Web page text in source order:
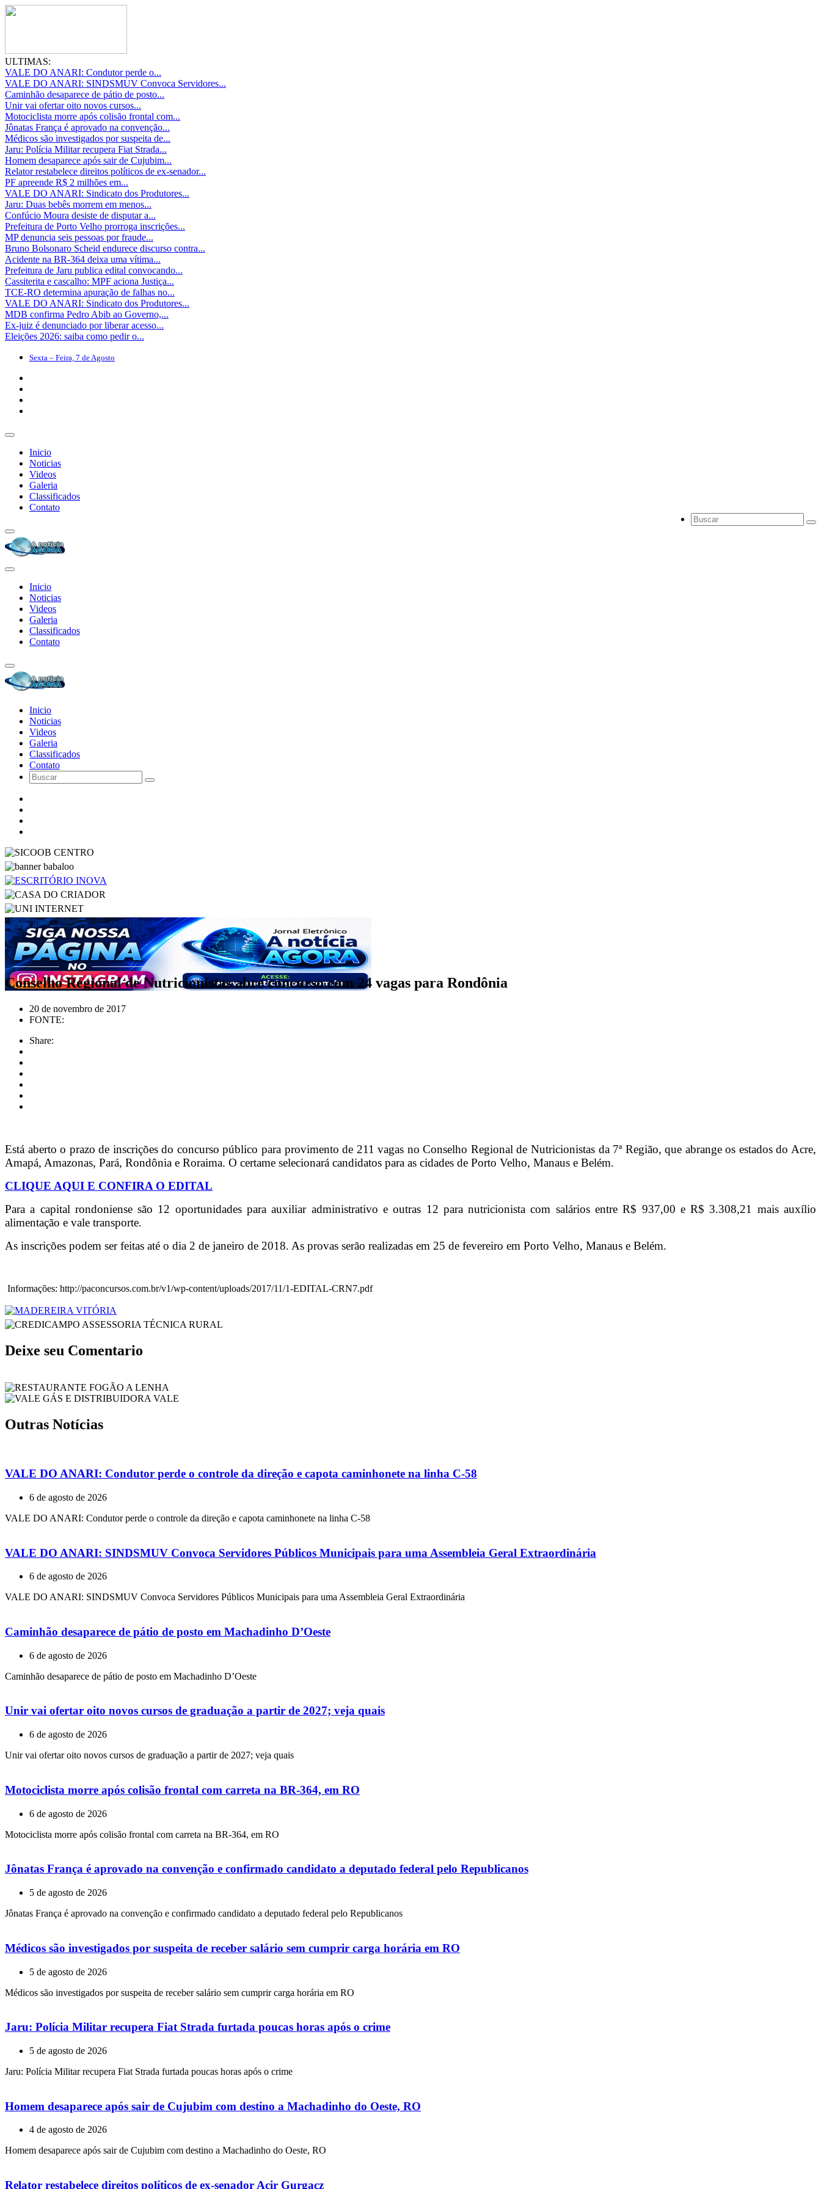
ULTIMAS:
VALE DO ANARI: Condutor perde o...
VALE DO ANARI: SINDSMUV Convoca Servidores...
Caminhão desaparece de pátio de posto...
Unir vai ofertar oito novos cursos...
Motociclista morre após colisão frontal com...
Jônatas França é aprovado na convenção...
Médicos são investigados por suspeita de...
Jaru: Polícia Militar recupera Fiat Strada...
Homem desaparece após sair de Cujubim...
Relator restabelece direitos políticos de ex-senador...
PF apreende R$ 2 milhões em...
VALE DO ANARI: Sindicato dos Produtores...
Jaru: Duas bebês morrem em menos...
Confúcio Moura desiste de disputar a...
Prefeitura de Porto Velho prorroga inscrições...
MP denuncia seis pessoas por fraude...
Bruno Bolsonaro Scheid endurece discurso contra...
Acidente na BR-364 deixa uma vítima...
Prefeitura de Jaru publica edital convocando...
Cassiterita e cascalho: MPF aciona Justiça...
TCE-RO determina apuração de falhas no...
VALE DO ANARI: Sindicato dos Produtores...
MDB confirma Pedro Abib ao Governo,...
Ex-juiz é denunciado por liberar acesso...
Eleições 2026: saiba como pedir o...
Sexta – Feira, 7 de Agosto
Inicio
Noticias
Videos
Galeria
Classificados
Contato
Inicio
Noticias
Videos
Galeria
Classificados
Contato
Inicio
Noticias
Videos
Galeria
Classificados
Contato
Conselho Regional de Nutricionistas abre concurso com 24 vagas para Rondônia
20 de novembro de 2017
FONTE:
Share:
Está aberto o prazo de inscrições do concurso público para provimento de 211 vagas no Conselho Regional de Nutricionistas da 7ª Região, que abrange os estados do Acre,
Amapá, Amazonas, Pará, Rondônia e Roraima. O certame selecionará candidatos para as cidades de Porto Velho, Manaus e Belém.
CLIQUE AQUI E CONFIRA O EDITAL
Para a capital rondoniense são 12 oportunidades para auxiliar administrativo e outras 12 para nutricionista com salários entre R$ 937,00 e R$ 3.308,21 mais auxílio
alimentação e vale transporte.
As inscrições podem ser feitas até o dia 2 de janeiro de 2018. As provas serão realizadas em 25 de fevereiro em Porto Velho, Manaus e Belém.
Informações: http://paconcursos.com.br/v1/wp-content/uploads/2017/11/1-EDITAL-CRN7.pdf
Deixe seu Comentario
Outras Notícias
VALE DO ANARI: Condutor perde o controle da direção e capota caminhonete na linha C-58
6 de agosto de 2026
VALE DO ANARI: Condutor perde o controle da direção e capota caminhonete na linha C-58
VALE DO ANARI: SINDSMUV Convoca Servidores Públicos Municipais para uma Assembleia Geral Extraordinária
6 de agosto de 2026
VALE DO ANARI: SINDSMUV Convoca Servidores Públicos Municipais para uma Assembleia Geral Extraordinária
Caminhão desaparece de pátio de posto em Machadinho D’Oeste
6 de agosto de 2026
Caminhão desaparece de pátio de posto em Machadinho D’Oeste
Unir vai ofertar oito novos cursos de graduação a partir de 2027; veja quais
6 de agosto de 2026
Unir vai ofertar oito novos cursos de graduação a partir de 2027; veja quais
Motociclista morre após colisão frontal com carreta na BR-364, em RO
6 de agosto de 2026
Motociclista morre após colisão frontal com carreta na BR-364, em RO
Jônatas França é aprovado na convenção e confirmado candidato a deputado federal pelo Republicanos
5 de agosto de 2026
Jônatas França é aprovado na convenção e confirmado candidato a deputado federal pelo Republicanos
Médicos são investigados por suspeita de receber salário sem cumprir carga horária em RO
5 de agosto de 2026
Médicos são investigados por suspeita de receber salário sem cumprir carga horária em RO
Jaru: Polícia Militar recupera Fiat Strada furtada poucas horas após o crime
5 de agosto de 2026
Jaru: Polícia Militar recupera Fiat Strada furtada poucas horas após o crime
Homem desaparece após sair de Cujubim com destino a Machadinho do Oeste, RO
4 de agosto de 2026
Homem desaparece após sair de Cujubim com destino a Machadinho do Oeste, RO
Relator restabelece direitos políticos de ex-senador Acir Gurgacz